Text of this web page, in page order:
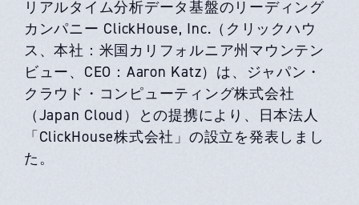
リアルタイム分析データ基盤のリーディング
カンパニー ClickHouse, Inc.（クリックハウ
ス、本社：米国カリフォルニア州マウンテン
ビュー、CEO：Aaron Katz）は、ジャパン・
クラウド・コンピューティング株式会社
（Japan Cloud）との提携により、日本法人
「ClickHouse株式会社」の設立を発表しまし
た。